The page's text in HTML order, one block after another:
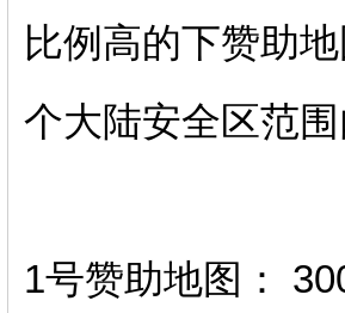
比例高的下赞助
个大陆安全区范围
1号赞助地图：